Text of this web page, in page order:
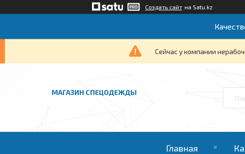
Создать сайт на Satu.kz
Сейчас у компании
МАГАЗИН СПЕЦОДЕЖДЫ
Главная